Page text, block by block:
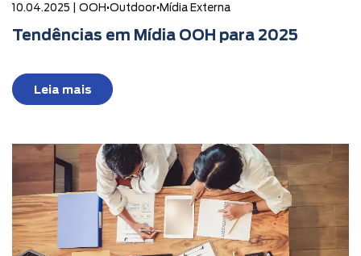
10.04.2025 | OOH •Outdoor• Mídia Externa
Tendências em Mídia OOH para 2025
Leia mais